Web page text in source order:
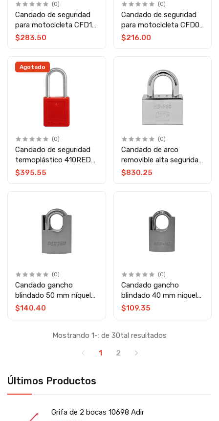
Últimos Productos
Grifa de 2 bocas 10698 Adir
(0)
Candado de seguridad
para motocicleta CFD10
Mikels
$283.50
(0)
Candado de seguridad
para motocicleta CFD05
Mikels
$216.00
Agotado
(0)
Candado de seguridad
termoplástico 410RED
Master Lock
$395.55
(0)
Candado de arco
removible alta seguridad
HD-730 Phillips
$830.25
(0)
Candado gancho
blindado 50 mm níquel
satinado 16945 Dexter
$140.40
(0)
Candado gancho
blindado 40 mm niquel
satinado 16944 Dexter
$109.35
Mostrando 1-: de 30tal resultados
1
2